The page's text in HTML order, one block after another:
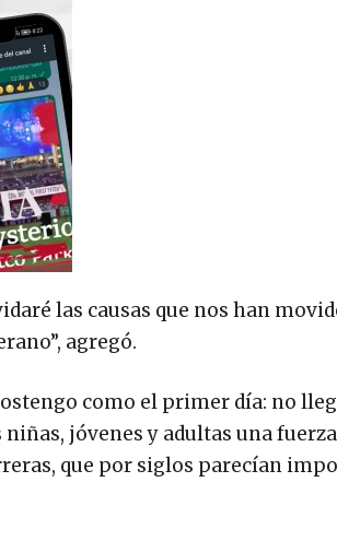
las causas que nos han
agregó.
como el primer día: no
jóvenes y adultas una fuerza
que por siglos parecían